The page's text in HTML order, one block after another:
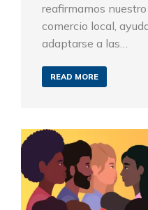
reafirmamos
comercio local,
adaptarse a las…
READ MORE